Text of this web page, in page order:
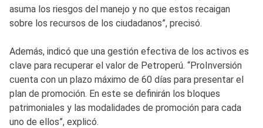
asuma los riesgos del manejo y no que estos recaigan
sobre los recursos de los ciudadanos”, precisó.
Además, indicó que una gestión efectiva de los activos es
clave para recuperar el valor de Petroperú. “ProInversión
cuenta con un plazo máximo de 60 días para presentar el
plan de promoción. En este se definirán los bloques
patrimoniales y las modalidades de promoción para cada
uno de ellos”, explicó.